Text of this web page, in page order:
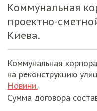
Коммунальная
проектно-
Киева.
Коммунальная
на реконструкцию
Новини.
Сумма договора